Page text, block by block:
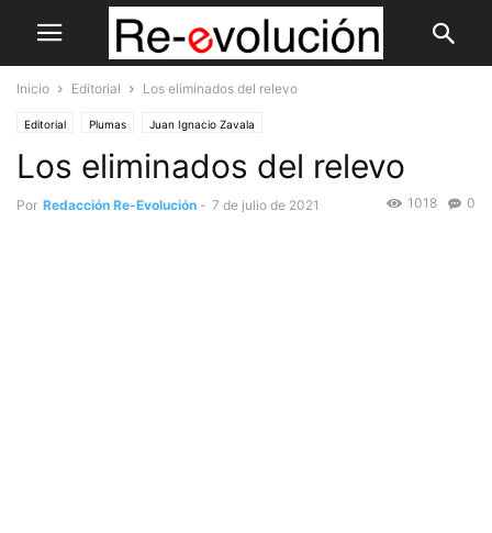
Inicio Editorial Los eliminados del relevo
Editorial Plumas Juan Ignacio Zavala
Los eliminados del relevo
Por Redacción Re-Evolución - 7 de julio de 2021 0
1018